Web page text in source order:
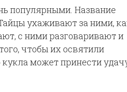
популярными. Название
ухаживают за ними,
с ними разговаривают и
чтобы их освятили
может принести